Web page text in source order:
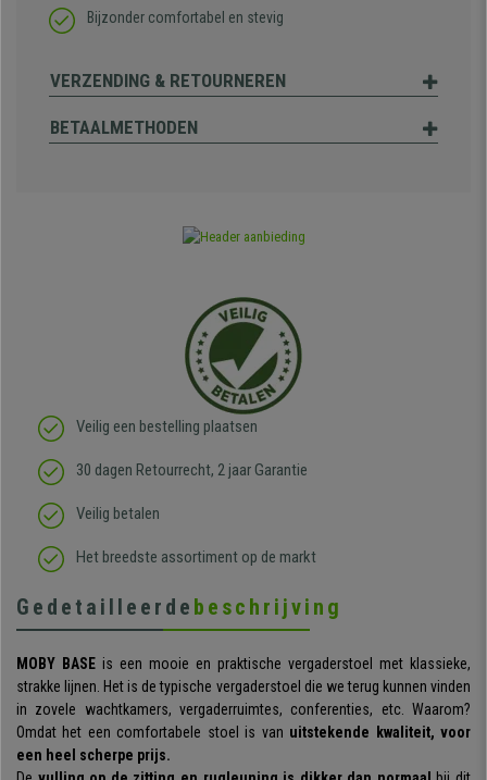
Bijzonder comfortabel en stevig
VERZENDING & RETOURNEREN
BETAALMETHODEN
Veilig een bestelling plaatsen
30 dagen Retourrecht, 2 jaar Garantie
Veilig betalen
Het breedste assortiment op de markt
Gedetailleerde beschrijving
MOBY BASE is een mooie en praktische vergaderstoel met klassieke,
strakke lijnen. Het is de typische vergaderstoel die we terug kunnen vinden
in zovele wachtkamers, vergaderruimtes, conferenties, etc. Waarom?
Omdat het een comfortabele stoel is van uitstekende kwaliteit, voor
een heel scherpe prijs.